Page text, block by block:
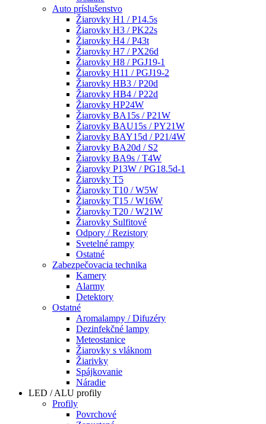
Auto príslušenstvo
Žiarovky H1 / P14.5s
Žiarovky H3 / PK22s
Žiarovky H4 / P43t
Žiarovky H7 / PX26d
Žiarovky H8 / PGJ19-1
Žiarovky H11 / PGJ19-2
Žiarovky HB3 / P20d
Žiarovky HB4 / P22d
Žiarovky HP24W
Žiarovky BA15s / P21W
Žiarovky BAU15s / PY21W
Žiarovky BAY15d / P21/4W
Žiarovky BA20d / S2
Žiarovky BA9s / T4W
Žiarovky P13W / PG18.5d-1
Žiarovky T5
Žiarovky T10 / W5W
Žiarovky T15 / W16W
Žiarovky T20 / W21W
Žiarovky Sulfitové
Odpory / Rezistory
Svetelné rampy
Ostatné
Zabezpečovacia technika
Kamery
Alarmy
Detektory
Ostatné
Aromalampy / Difuzéry
Dezinfekčné lampy
Meteostanice
Žiarovky s vláknom
Žiarivky
Spájkovanie
Náradie
LED / ALU profily
Profily
Povrchové